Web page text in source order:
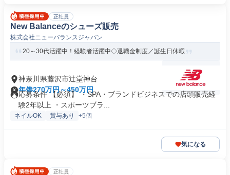
正社員
New Balanceのシューズ販売
株式会社ニューバランスジャパン
20～30代活躍中！経験者活躍中◇退職金制度／誕生日休暇
神奈川県藤沢市辻堂神台
年俸270万円～450万円
応募条件 【必須】 ・SPA・ブランドビジネスでの店頭販売経
験2年以上 ・スポーツブラ...
ネイルOK 賞与あり +5個
気になる
正社員